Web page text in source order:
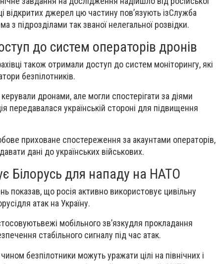
відкритих джерел цю частину пов’язують ізСлужба
з підрозділами так званої нелегальної розвідки.
до систем операторів дронів
також отримали доступ до систем моніторингу, які
безпілотників.
дронами, але могли спостерігати за діями
передавалася українській стороні для підвищення
приховане спостереження за акаунтами операторів,
дані до українських військових.
Білорусь для нападу на НАТО
показав, що росія активно використовує цивільну
для атак на Україну.
мобільного зв’язкудля прокладання
стабільного сигналу під час атак.
безпілотники можуть уражати цілі на північних і